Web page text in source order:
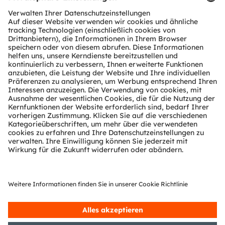
Download Center
Tools
Kundenanfragen
Technischer Support
Partner Netzwerk
Whistleblowing
© 2026 ams-OSRAM AG. All rights reserved.
Datenschutzerklärung Nutzungsbedingungen
Terms of Trade
ImpressumCookie PolicyAI Policy